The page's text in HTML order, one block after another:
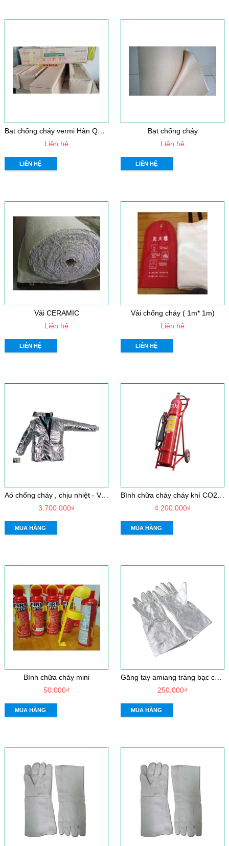
B
ạt chống cháy vermi Hàn Quốc
Liên hệ
LIÊN HỆ
Bạt chống cháy
Liên hệ
LIÊN HỆ
Vải CERAMIC
Liên hệ
LIÊN HỆ
Vải chống cháy ( 1m* 1m)
Liên hệ
LIÊN HỆ
A
ó chống cháy , chịu nhiệt - Vải Dick son PTL ( Áo rời có đai , băng nhám hoặc khóa chống cháy )
3.700.000₫
MUA HÀNG
B
ình chữa cháy cháy khí CO2-MT24
4.200.000₫
MUA HÀNG
Bình chữa cháy mini
50.000₫
MUA HÀNG
G
ăng tay amiang tráng bạc chịu nhiệt 500 độ C
250.000₫
MUA HÀNG